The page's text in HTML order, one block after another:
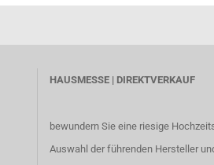
HAUSMESSE | DIREKTVERKAUF
bewundern Sie eine riesige
Auswahl der führenden Hersteller